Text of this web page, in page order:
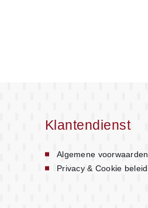
Klantendienst
Algemene voorwaarden
Privacy & Cookie beleid